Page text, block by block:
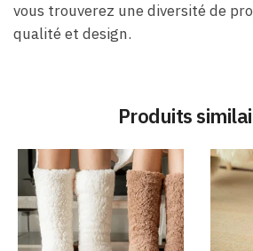
vous trouverez une diversité de
qualité et design.
Produits